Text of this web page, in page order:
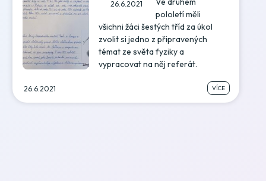
26.6.2021
pololetí měli
všichni žáci šestých tříd za úkol
zvolit si jedno z připravených
témat ze světa fyziky a
vypracovat na něj referát.
26.6.2021 VÍCE